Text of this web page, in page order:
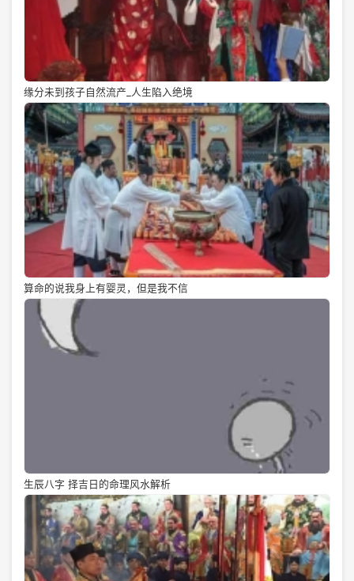
缘分未到孩子自然流产_人生陷入绝境
算命的说我身上有婴灵，但是我不信
生辰八字 择吉日的命理风水解析